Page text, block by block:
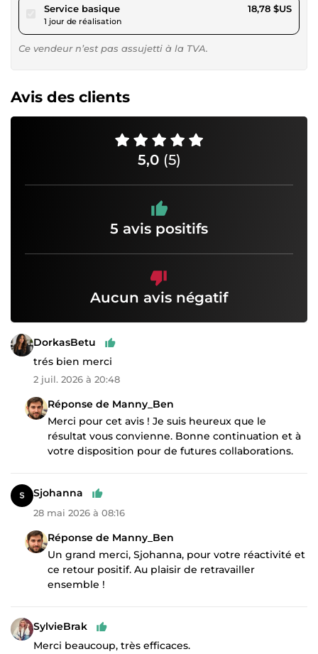
Service basiquepour 17,31 $US
1 jour de réalisation
18,78 $US
Ce vendeur n’est pas assujetti à la TVA.
Avis des clients
5,0 (5)
5 avis positifs
Aucun avis négatif
DorkasBetu
trés bien merci
2 juil. 2026 à 20:48
Réponse de Manny_Ben
Merci pour cet avis ! Je suis heureux que le
résultat vous convienne. Bonne continuation et à
votre disposition pour de futures collaborations.
Sjohanna
28 mai 2026 à 08:16
Réponse de Manny_Ben
Un grand merci, Sjohanna, pour votre réactivité et
ce retour positif. Au plaisir de retravailler
ensemble !
SylvieBrak
Merci beaucoup, très efficaces.